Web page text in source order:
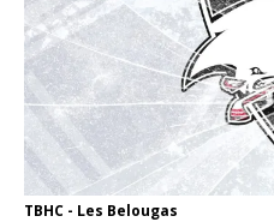
TBHC - Les Belougas